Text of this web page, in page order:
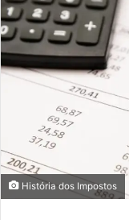
História dos Impostos